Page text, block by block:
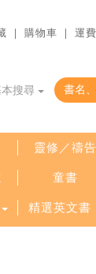
｜ 購物車 ｜ 運
本搜尋
靈修／禱告
童書
精選英文書